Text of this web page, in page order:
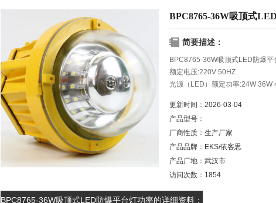
BPC8765-36W吸顶式
简要描述：
BPC8765-36W吸顶式LED防爆平
额定电压:220V 50HZ
光源（LED）额定功率:24W 36W
更新时间： 2026-03-04
产品型号：
厂商性质： 生产厂家
产品品牌： EKS/依客思
产品厂地： 武汉市
访问次数： 1854
BPC8765-36W吸顶式LED防爆平台灯功率的详细资料：